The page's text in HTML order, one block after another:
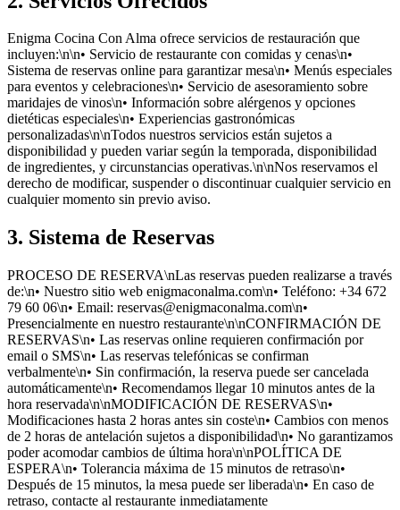
Enigma Cocina Con Alma ofrece servicios de restauración que
incluyen:\n\n• Servicio de restaurante con comidas y cenas\n•
Sistema de reservas online para garantizar mesa\n• Menús especiales
para eventos y celebraciones\n• Servicio de asesoramiento sobre
maridajes de vinos\n• Información sobre alérgenos y opciones
dietéticas especiales\n• Experiencias gastronómicas
personalizadas\n\nTodos nuestros servicios están sujetos a
disponibilidad y pueden variar según la temporada, disponibilidad
de ingredientes, y circunstancias operativas.\n\nNos reservamos el
derecho de modificar, suspender o discontinuar cualquier servicio en
cualquier momento sin previo aviso.
3. Sistema de Reservas
PROCESO DE RESERVA\nLas reservas pueden realizarse a través
de:\n• Nuestro sitio web enigmaconalma.com\n• Teléfono: +34 672
79 60 06\n• Email: reservas@enigmaconalma.com\n•
Presencialmente en nuestro restaurante\n\nCONFIRMACIÓN DE
RESERVAS\n• Las reservas online requieren confirmación por
email o SMS\n• Las reservas telefónicas se confirman
verbalmente\n• Sin confirmación, la reserva puede ser cancelada
automáticamente\n• Recomendamos llegar 10 minutos antes de la
hora reservada\n\nMODIFICACIÓN DE RESERVAS\n•
Modificaciones hasta 2 horas antes sin coste\n• Cambios con menos
de 2 horas de antelación sujetos a disponibilidad\n• No garantizamos
poder acomodar cambios de última hora\n\nPOLÍTICA DE
ESPERA\n• Tolerancia máxima de 15 minutos de retraso\n•
Después de 15 minutos, la mesa puede ser liberada\n• En caso de
retraso, contacte al restaurante inmediatamente